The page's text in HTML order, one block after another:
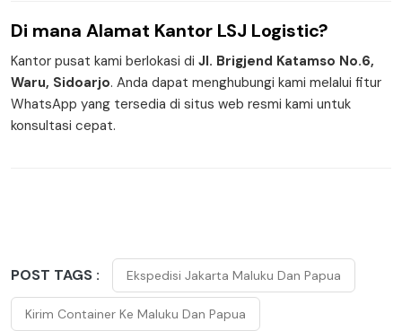
Di mana Alamat Kantor LSJ Logistic?
Kantor pusat kami berlokasi di Jl. Brigjend Katamso No.6,
Waru, Sidoarjo. Anda dapat menghubungi kami melalui fitur
WhatsApp yang tersedia di situs web resmi kami untuk
konsultasi cepat.
POST TAGS : Ekspedisi Jakarta Maluku Dan Papua
Kirim Container Ke Maluku Dan Papua